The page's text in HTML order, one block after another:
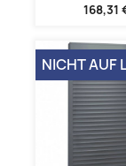
168,31
NICHT AUF